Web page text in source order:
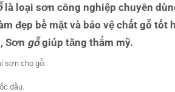
là loại sơn công nghiệp chuyên
đẹp bề mặt và bảo vệ chất gỗ
Sơn gỗgiúp tăng thẩm mỹ.
sơn cho gỗ:
dầu.